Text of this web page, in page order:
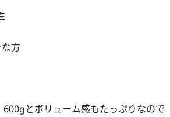
な方
とボリューム感もたっぷりなので